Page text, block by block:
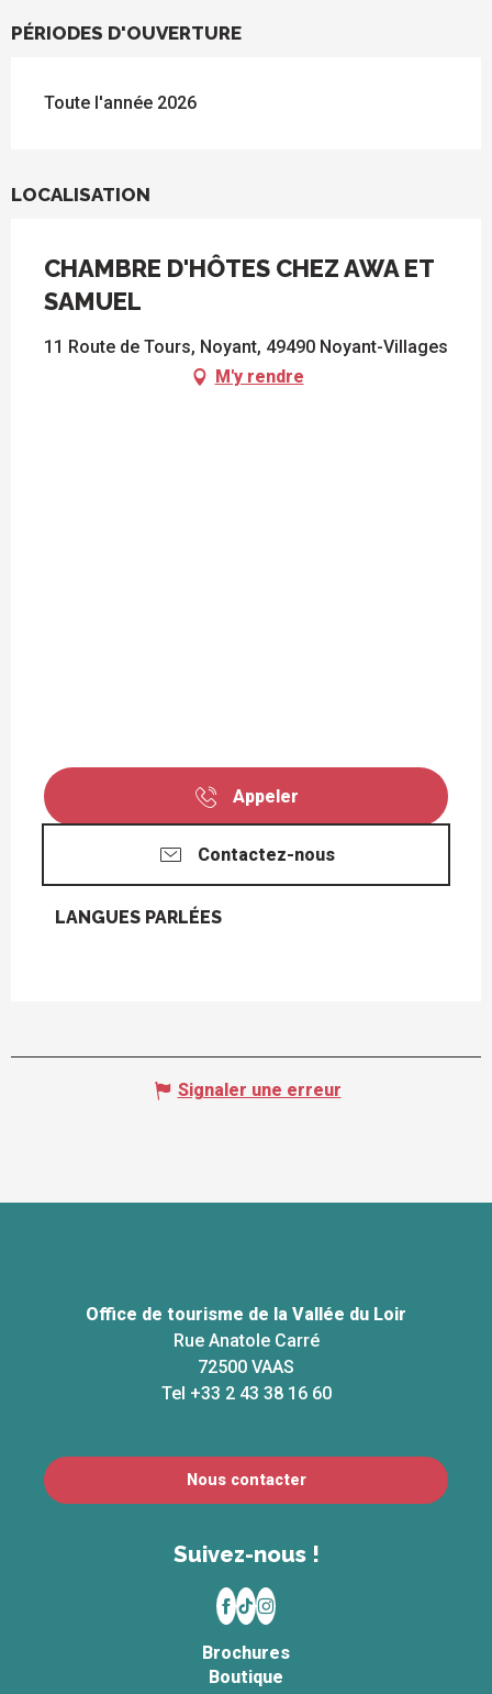
PÉRIODES D'OUVERTURE
Toute l'année 2026
LOCALISATION
CHAMBRE D'HÔTES CHEZ AWA ET
SAMUEL
11 Route de Tours, Noyant, 49490 Noyant-Villages
M'y rendre
Appeler
Contactez-nous
LANGUES PARLÉES
LANGUES PARLÉES
Signaler une erreur
Office de tourisme de la Vallée du Loir
Rue Anatole Carré
72500 VAAS
Tel +33 2 43 38 16 60
Nous contacter
Suivez-nous !
Brochures
Boutique